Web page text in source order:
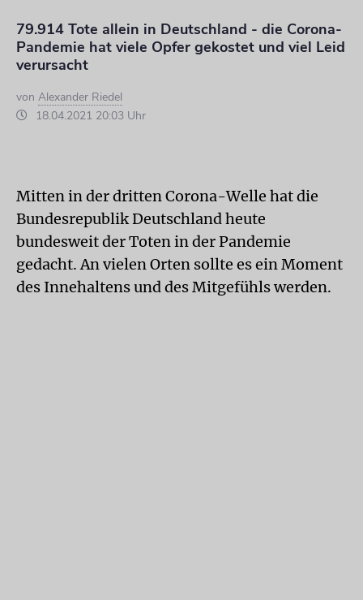
79.914 Tote allein in Deutschland - die Corona-
Pandemie hat viele Opfer gekostet und viel Leid
verursacht
von Alexander Riedel
18.04.2021 20:03 Uhr
Mitten in der dritten Corona-Welle hat die
Bundesrepublik Deutschland heute
bundesweit der Toten in der Pandemie
gedacht. An vielen Orten sollte es ein Moment
des Innehaltens und des Mitgefühls werden.